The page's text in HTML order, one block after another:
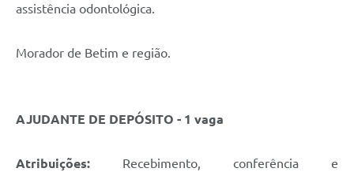
assistência odontológica.
Morador de Betim e região.
AJUDANTE DE DEPÓSITO - 1 vaga
Atribuições: Recebimento, conferência e